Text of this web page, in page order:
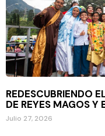
REDESCUBRIENDO
DE REYES MAGOS Y
Julio 27, 2026